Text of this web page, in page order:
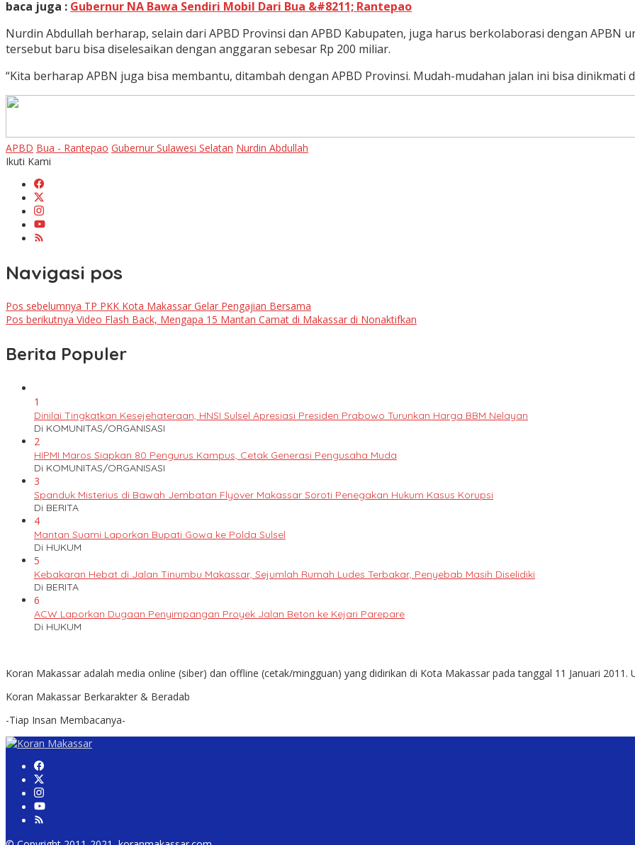
baca juga : Gubernur NA Bawa Sendiri Mobil Dari Bua &#8211; Rantepao
Nurdin Abdullah berharap, selain dari APBD Provinsi dan APBD Kabupaten, juga harus berkolaborasi dengan APBN
tersebut baru bisa diselesaikan dengan anggaran sebesar Rp 200 miliar.
“Kita berharap APBN juga bisa membantu, ditambah dengan APBD Provinsi. Mudah-mudahan jalan ini bisa dinikmati
APBD Bua - Rantepao Gubernur Sulawesi Selatan Nurdin Abdullah
Ikuti Kami
Navigasi pos
Pos sebelumnya TP PKK Kota Makassar Gelar Pengajian Bersama
Pos berikutnya Video Flash Back, Mengapa 15 Mantan Camat di Makassar di Nonaktifkan
Berita Populer
1
Dinilai Tingkatkan Kesejehateraan, HNSI Sulsel Apresiasi Presiden Prabowo Turunkan Harga BBM Nelayan
Di KOMUNITAS/ORGANISASI
2
HIPMI Maros Siapkan 80 Pengurus Kampus, Cetak Generasi Pengusaha Muda
Di KOMUNITAS/ORGANISASI
3
Spanduk Misterius di Bawah Jembatan Flyover Makassar Soroti Penegakan Hukum Kasus Korupsi
Di BERITA
4
Mantan Suami Laporkan Bupati Gowa ke Polda Sulsel
Di HUKUM
5
Kebakaran Hebat di Jalan Tinumbu Makassar, Sejumlah Rumah Ludes Terbakar, Penyebab Masih Diselidiki
Di BERITA
6
ACW Laporkan Dugaan Penyimpangan Proyek Jalan Beton ke Kejari Parepare
Di HUKUM
Koran Makassar adalah media online (siber) dan offline (cetak/mingguan) yang didirikan di Kota Makassar pada tanggal 11 Januari
Koran Makassar Berkarakter & Beradab
-Tiap Insan Membacanya-